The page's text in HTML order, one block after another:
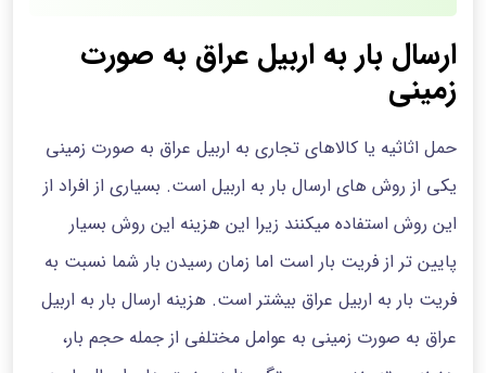
ارسال بار به اربیل عراق به صورت
زمینی
حمل اثاثیه یا کالاهای تجاری به اربیل عراق به صورت زمینی
یکی از روش های ارسال بار به اربیل است. بسیاری از افراد از
این روش استفاده میکنند زیرا این هزینه این روش بسیار
پایین تر از فریت بار است اما زمان رسیدن بار شما نسبت به
فریت بار به اربیل عراق بیشتر است. هزینه ارسال بار به اربیل
عراق به صورت زمینی به عوامل مختلفی از جمله حجم بار،